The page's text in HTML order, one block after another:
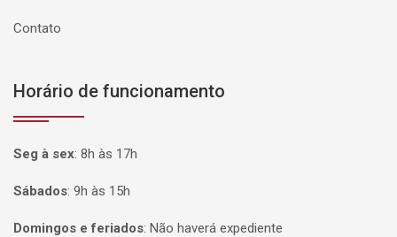
Contato
Horário de funcionamento
Seg à sex: 8h às 17h
Sábados: 9h às 15h
Domingos e feriados: Não haverá expediente